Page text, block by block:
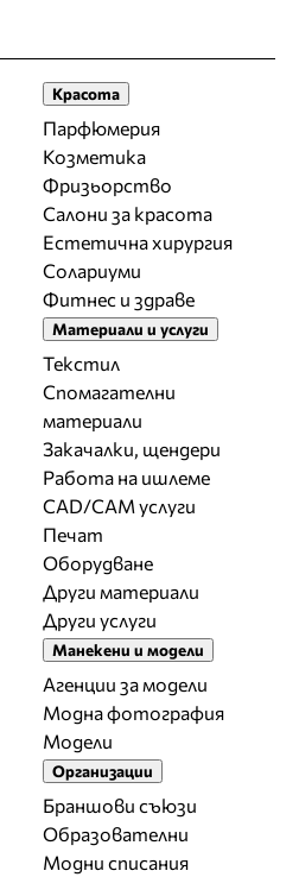
Красота
Парфюмерия
Козметика
Фризьорство
Салони за красота
Естетична хирургия
Солариуми
Фитнес и здраве
Материали и услуги
Текстил
Спомагателни
материали
Закачалки, щендери
Работа на ишлеме
CAD/CAM услуги
Печат
Оборудване
Други материали
Други услуги
Манекени и модели
Агенции за модели
Модна фотография
Модели
Организации
Браншови съюзи
Образователни
Модни списания